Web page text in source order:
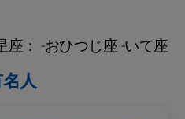
座： -おひつじ座 -いて座
人